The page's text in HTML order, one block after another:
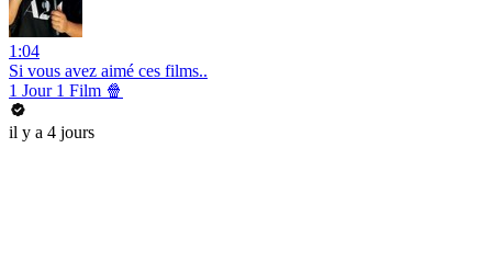
1:04
Si vous avez aimé ces films..
1 Jour 1 Film 🍿
il y a 4 jours